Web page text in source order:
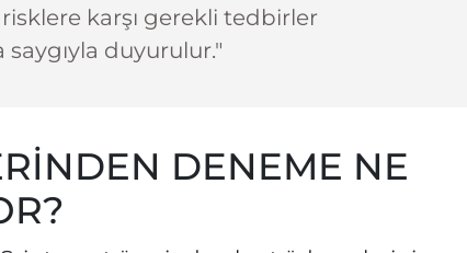
karşı gerekli tedbirler
duyurulur."
DENEME NE